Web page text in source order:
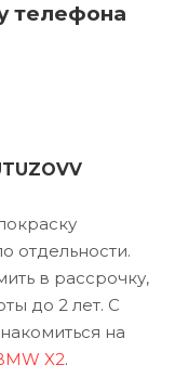
телефона
отдельности.
в рассрочку,
до 2 лет. С
на
X2.